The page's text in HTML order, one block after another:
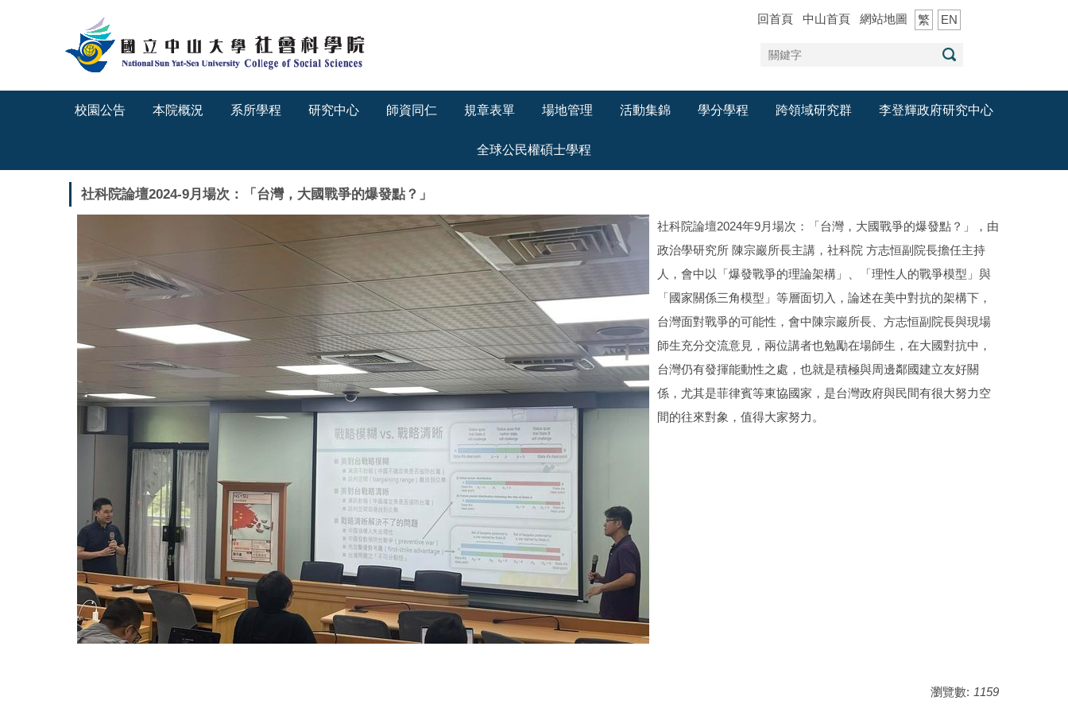
回首頁 中山首頁 網站地圖 繁 EN
校園公告 本院概況 系所學程 研究中心 師資同仁 規章表單 場地管理 活動集錦 學分學程 跨領域研究群 李登輝政府研究中心
全球公民權碩士學程
社科院論壇2024-9月場次：「台灣，大國戰爭的爆發點？」
社科院論壇2024年9月場次：「台灣，大國戰爭的爆發點？」，由
政治學研究所 陳宗巖所長主講，社科院 方志恒副院長擔任主持
人，會中以「爆發戰爭的理論架構」、「理性人的戰爭模型」與
「國家關係三角模型」等層面切入，論述在美中對抗的架構下，
台灣面對戰爭的可能性，會中陳宗巖所長、方志恒副院長與現場
師生充分交流意見，兩位講者也勉勵在場師生，在大國對抗中，
台灣仍有發揮能動性之處，也就是積極與周邊鄰國建立友好關
係，尤其是菲律賓等東協國家，是台灣政府與民間有很大努力空
間的往來對象，值得大家努力。
瀏覽數: 1159